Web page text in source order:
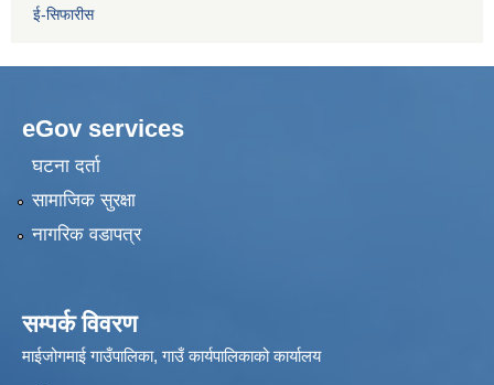
ई-सिफारीस
eGov services
घटना दर्ता
सामाजिक सुरक्षा
नागरिक वडापत्र
सम्पर्क विवरण
माईजोगमाई गाउँपालिका, गाउँ कार्यपालिकाको कार्यालय